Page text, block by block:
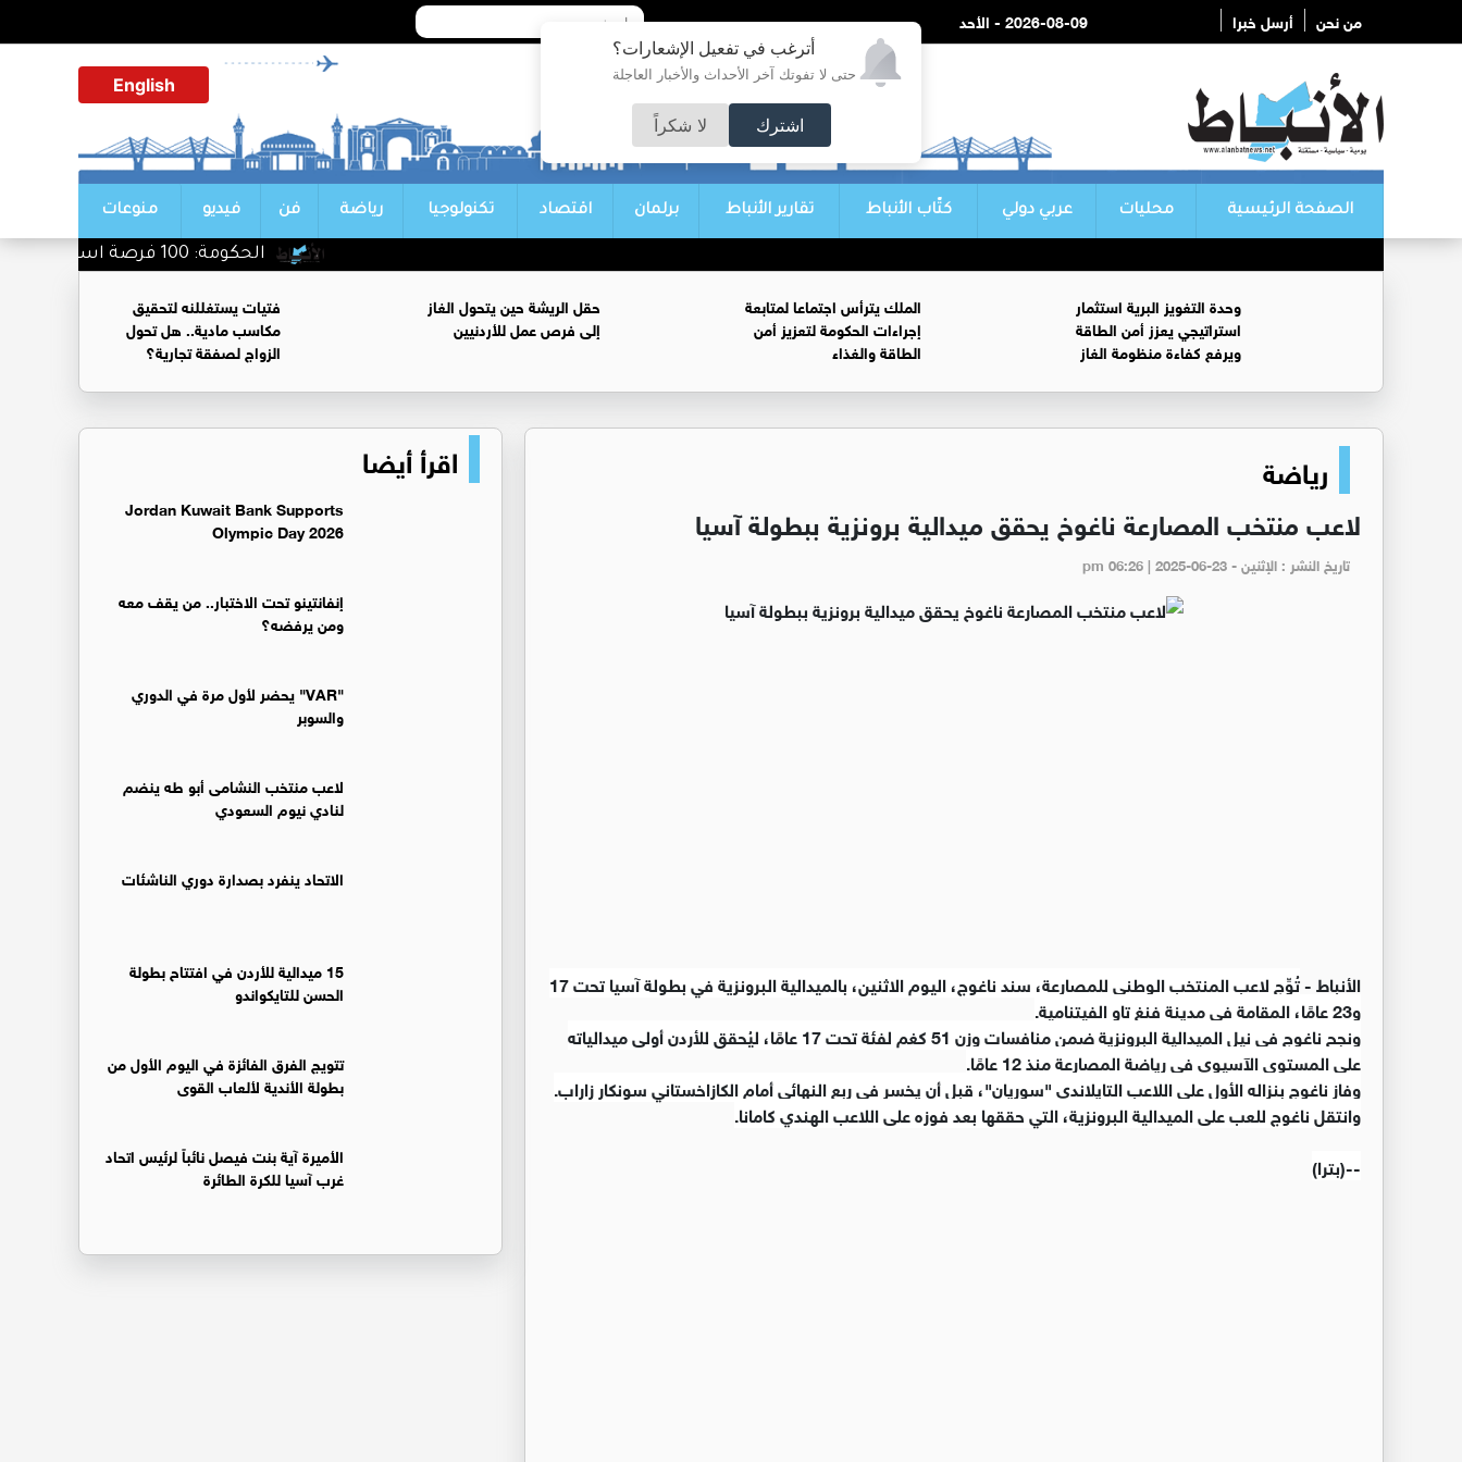
أترغب في تفعيل الإشعارات؟
حتى لا تفوتك آخر الأحداث والأخبار العاجلة
اشترك لا شكراً
من نحن أرسل خبرا 2026-08-09 - الأحد
English
الصفحة الرئيسية محليات عربي دولي كتّاب الأنباط تقارير الأنباط برلمان اقتصاد تكنولوجيا رياضة فن فيديو منوعات
الحكومة: 100 فرصة استثمارية جديدة وتطوير 3 مشاريع كبرى مع القطاع الخاص
وحدة التغويز البرية استثمار
استراتيجي يعزز أمن الطاقة
ويرفع كفاءة منظومة الغاز
الملك يترأس اجتماعا لمتابعة
إجراءات الحكومة لتعزيز أمن
الطاقة والغذاء
حقل الريشة حين يتحول الغاز
إلى فرص عمل للأردنيين
فتيات يستغللنه لتحقيق
مكاسب مادية.. هل تحول
الزواج لصفقة تجارية؟
رياضة
لاعب منتخب المصارعة ناغوخ يحقق ميدالية برونزية ببطولة آسيا
تاريخ النشر : الإثنين - pm 06:26 | 2025-06-23
الأنباط -
تُوِّج لاعب المنتخب الوطني للمصارعة، سند ناغوج، اليوم الاثنين، بالميدالية البرونزية في بطولة آسيا تحت 17
و23 عامًا، المقامة في مدينة فنغ تاو الفيتنامية.
ونجح ناغوج في نيل الميدالية البرونزية ضمن منافسات وزن 51 كغم لفئة تحت 17 عامًا، ليُحقق للأردن أولى ميدالياته
على المستوى الآسيوي في رياضة المصارعة منذ 12 عامًا.
وفاز ناغوج بنزاله الأول على اللاعب التايلاندي "سوريان"، قبل أن يخسر في ربع النهائي أمام الكازاخستاني سونكار زاراب.
وانتقل ناغوج للعب على الميدالية البرونزية، التي حققها بعد فوزه على اللاعب الهندي كامانا.
--(بترا)
اقرأ أيضا
Jordan Kuwait Bank Supports
Olympic Day 2026
إنفانتينو تحت الاختبار.. من يقف معه
ومن يرفضه؟
"VAR" يحضر لأول مرة في الدوري
والسوبر
لاعب منتخب النشامى أبو طه ينضم
لنادي نيوم السعودي
الاتحاد ينفرد بصدارة دوري الناشئات
15 ميدالية للأردن في افتتاح بطولة
الحسن للتايكواندو
تتويج الفرق الفائزة في اليوم الأول من
بطولة الأندية لألعاب القوى
الأميرة آية بنت فيصل نائباً لرئيس اتحاد
غرب آسيا للكرة الطائرة